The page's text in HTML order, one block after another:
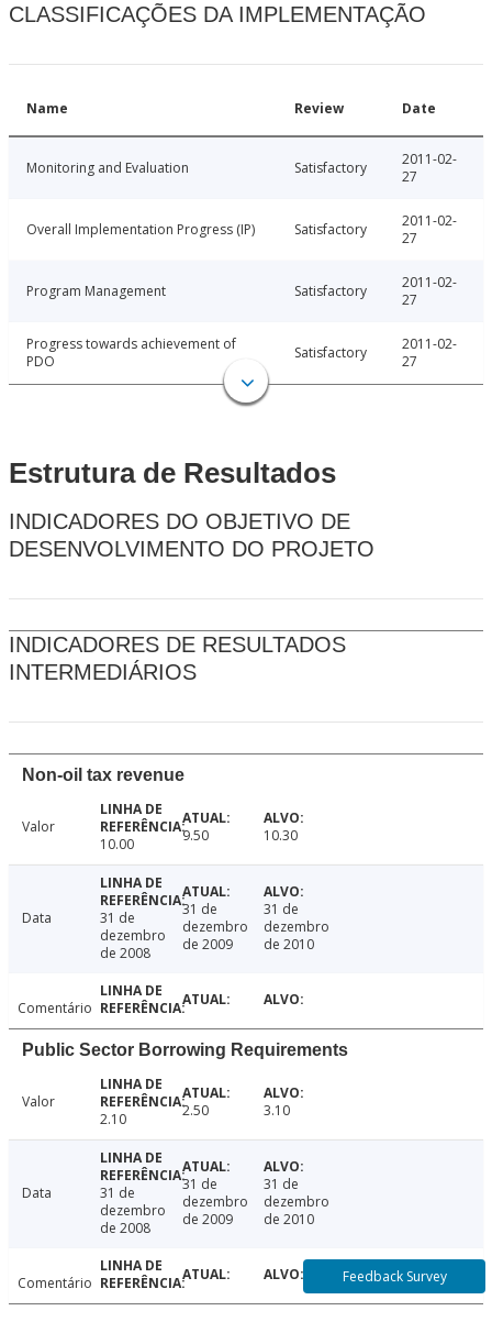
CLASSIFICAÇÕES DA IMPLEMENTAÇÃO
Name Review Date
Monitoring and Evaluation Satisfactory
2011-02-
27
Overall Implementation Progress (IP) Satisfactory
2011-02-
27
Program Management Satisfactory
2011-02-
27
Progress towards achievement of
PDO
Satisfactory
2011-02-
27
Estrutura de Resultados
INDICADORES DO OBJETIVO DE
DESENVOLVIMENTO DO PROJETO
INDICADORES DE RESULTADOS
INTERMEDIÁRIOS
Non-oil tax revenue
Valor
10.00
9.50 10.30
Data
31 de
dezembro
de 2008
31 de
dezembro
de 2009
31 de
dezembro
de 2010
Comentário
Public Sector Borrowing Requirements
Valor
2.10
2.50 3.10
Data
31 de
dezembro
de 2008
31 de
dezembro
de 2009
31 de
dezembro
de 2010
Comentário Feedback Survey